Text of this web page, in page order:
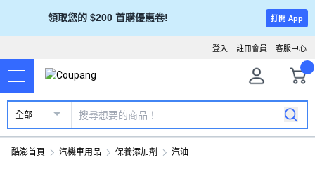
領取您的 $200 首購優惠卷! 打開 App
客服中心
註冊會員
登入
全部
酷澎首頁 汽機車用品 保養添加劑 汽油